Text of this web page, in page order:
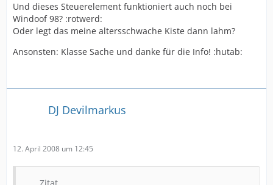
Und dieses Steuerelement funktioniert auch noch bei
Windoof 98? :rotwerd:
Oder legt das meine altersschwache Kiste dann lahm?
Ansonsten: Klasse Sache und danke für die Info! :hutab:
DJ Devilmarkus
12. April 2008 um 12:45